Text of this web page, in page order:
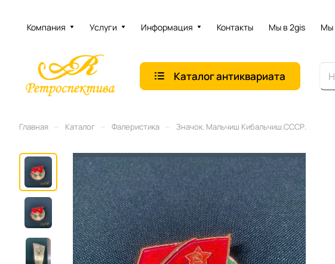
Компания Услуги Информация Контакты Мы в 2gis Мы
Каталог антиквариата
Главная Каталог Фалеристика Значок. Мальчиш Кибальчиш.СССР.